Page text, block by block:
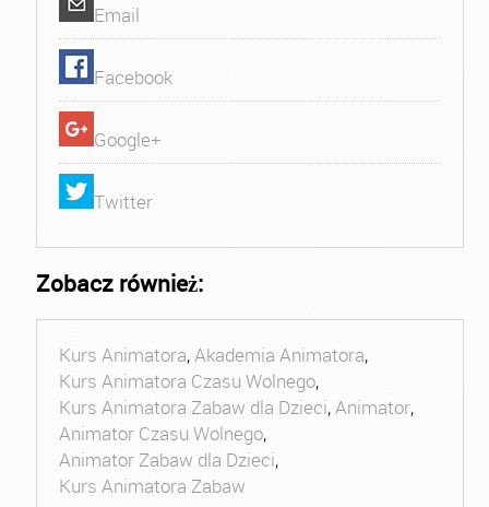
Email
Facebook
Google+
Twitter
Zobacz również:
Kurs Animatora,Akademia Animatora,
Kurs Animatora Czasu Wolnego,
Kurs Animatora Zabaw dla Dzieci,Animator,
Animator Czasu Wolnego,
Animator Zabaw dla Dzieci,
Kurs Animatora Zabaw